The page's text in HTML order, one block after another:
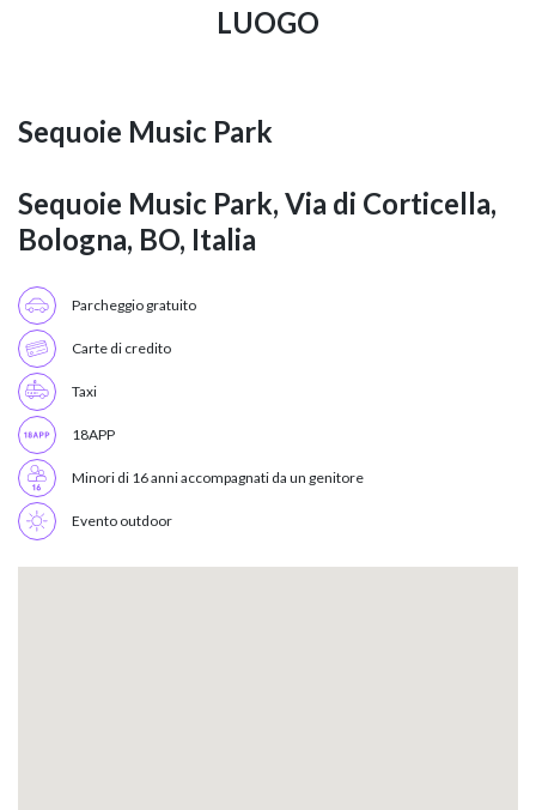
LUOGO
Sequoie Music Park
Sequoie Music Park, Via di Corticella,
Bologna, BO, Italia
Parcheggio gratuito
Carte di credito
Taxi
18APP
Minori di 16 anni accompagnati da un genitore
Evento outdoor